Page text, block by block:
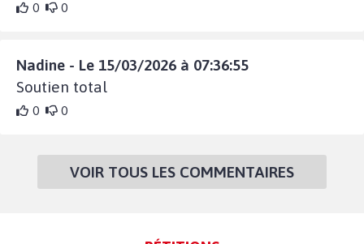
0 0
Nadine - Le 15/03/2026 à 07:36:55
Soutien total
0 0
VOIR TOUS LES COMMENTAIRES